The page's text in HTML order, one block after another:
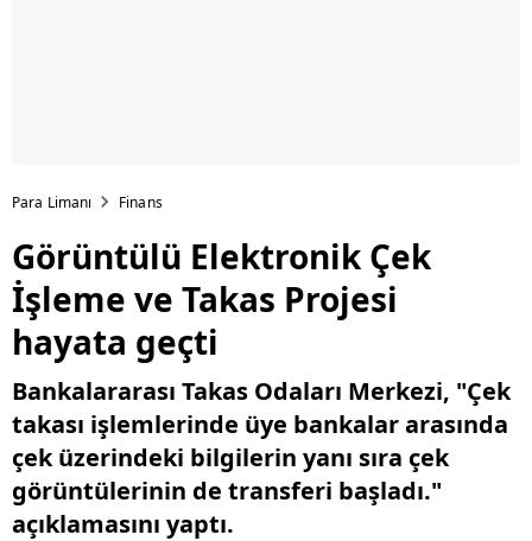
Para Limanı Finans
Görüntülü Elektronik Çek
İşleme ve Takas Projesi
hayata geçti
Bankalararası Takas Odaları Merkezi, "Çek
takası işlemlerinde üye bankalar arasında
çek üzerindeki bilgilerin yanı sıra çek
görüntülerinin de transferi başladı."
açıklamasını yaptı.